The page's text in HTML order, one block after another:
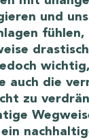
und
auch die
zu